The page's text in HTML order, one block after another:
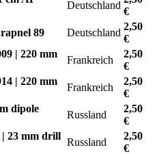
Deutschland
€
89
Deutschland
2,50
€
| 220 mm
Frankreich
2,50
€
| 220 mm
Frankreich
2,50
€
dipole
Russland
2,50
€
23 mm drill
Russland
2,50
€